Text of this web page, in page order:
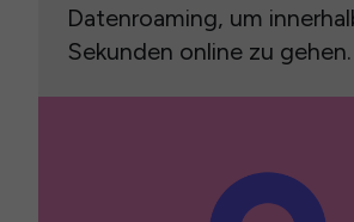
Datenroaming, um
Sekunden online zu gehen.